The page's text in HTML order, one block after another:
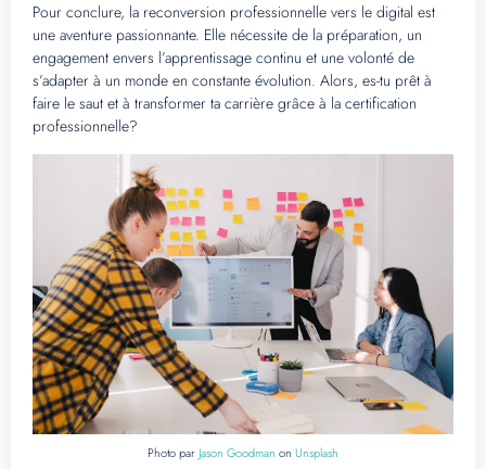
Pour conclure, la reconversion professionnelle vers le digital est
une aventure passionnante. Elle nécessite de la préparation, un
engagement envers l’apprentissage continu et une volonté de
s’adapter à un monde en constante évolution. Alors, es-tu prêt à
faire le saut et à transformer ta carrière grâce à la certification
professionnelle?
Photo par Jason Goodman on Unsplash